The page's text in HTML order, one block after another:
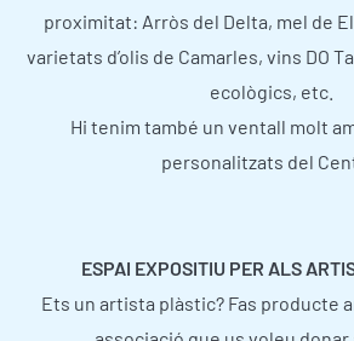
proximitat: Arròs del Delta, mel de
varietats d’olis de Camarles, vins DO
ecològics, etc.
Hi tenim també un ventall molt
personalitzats del
ESPAI EXPOSITIU PER ALS
Ets un artista plàstic? Fas producte